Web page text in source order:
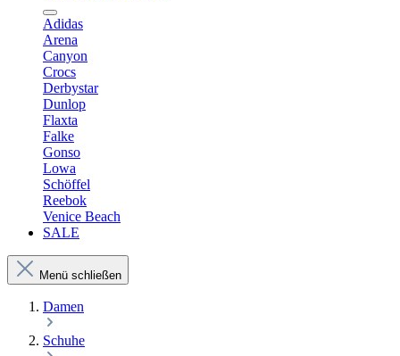
Adidas
Arena
Canyon
Crocs
Derbystar
Dunlop
Flaxta
Falke
Gonso
Lowa
Schöffel
Reebok
Venice Beach
SALE
Menü schließen
Damen
Schuhe